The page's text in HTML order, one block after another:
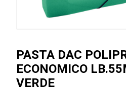
PASTA DAC
ECONOMICO
VERDE